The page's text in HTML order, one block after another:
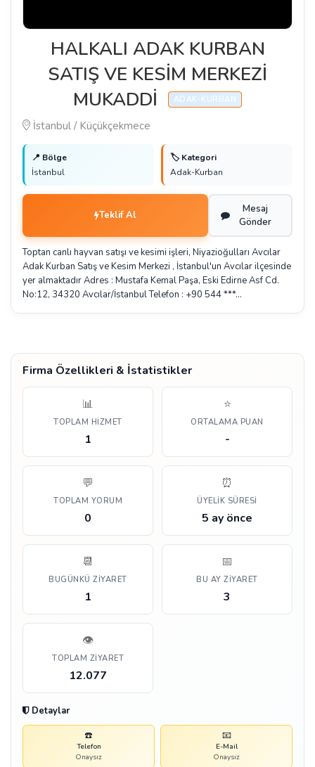
HALKALI ADAK KURBAN
SATIŞ VE KESİM MERKEZİ
MUKADDİ
ADAK-KURBAN
İstanbul / Küçükçekmece
📍 Bölge
İstanbul
🏷️ Kategori
Adak-Kurban
Teklif Al
Mesaj
Gönder
Toptan canlı hayvan satışı ve kesimi işleri, Niyazioğulları Avcılar
Adak Kurban Satış ve Kesim Merkezi , İstanbul'un Avcılar ilçesinde
yer almaktadır Adres : Mustafa Kemal Paşa, Eski Edirne Asf Cd.
No:12, 34320 Avcılar/İstanbul Telefon : +90 544 ***…
Firma Özellikleri & İstatistikler
📊
TOPLAM HIZMET
1
⭐
ORTALAMA PUAN
-
💬
TOPLAM YORUM
0
⏰
ÜYELIK SÜRESI
5 ay önce
📆
BUGÜNKÜ ZIYARET
1
📅
BU AY ZIYARET
3
👁️
TOPLAM ZIYARET
12.077
Detaylar
☎️
Telefon
Onaysız
📧
E-Mail
Onaysız